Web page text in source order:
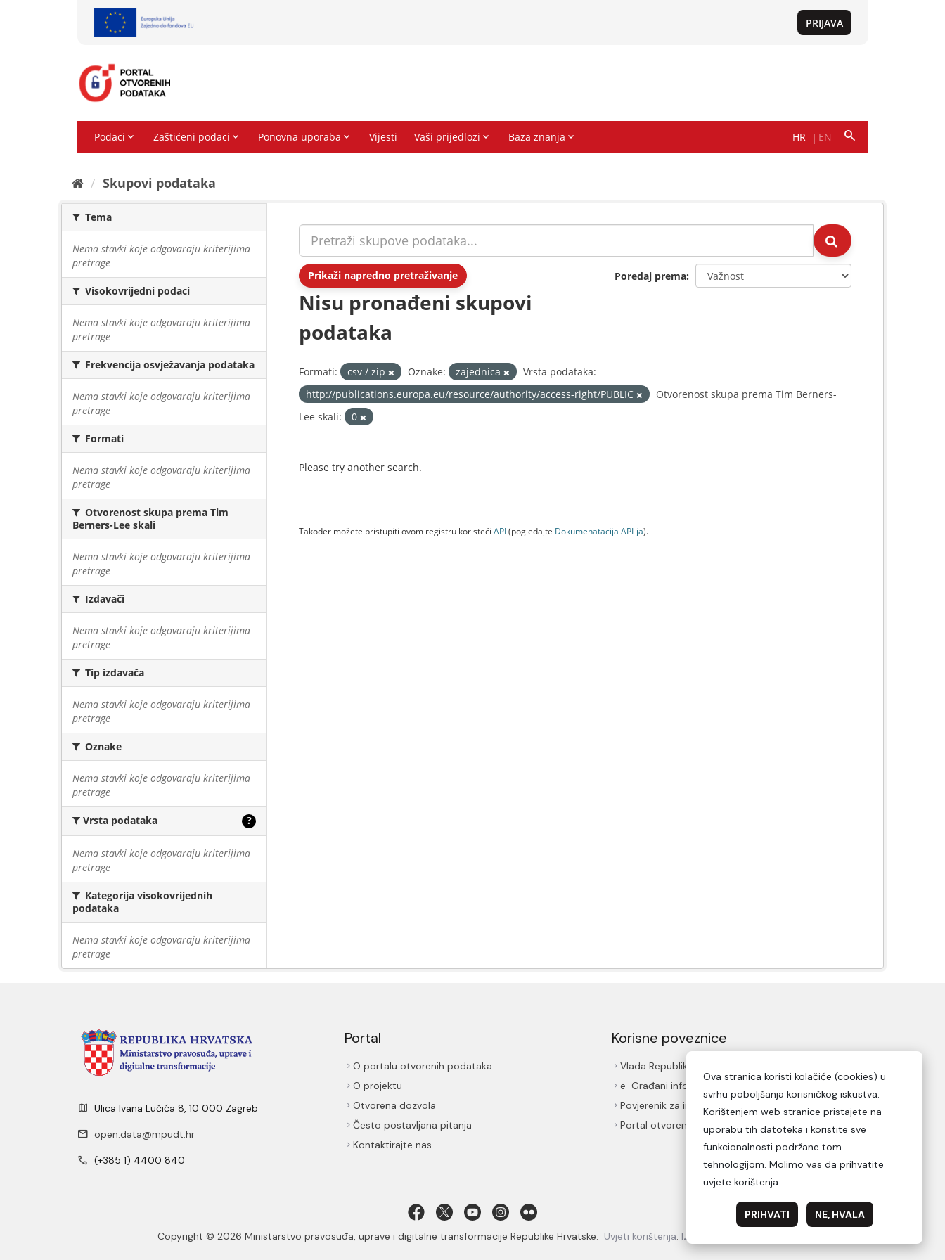
Skupovi podаtаkа
Tema
Nema stavki koje odgovaraju kriterijima
pretrage
Visokovrijedni podaci
Nema stavki koje odgovaraju kriterijima
pretrage
Frekvencija osvježavanja podataka
Nema stavki koje odgovaraju kriterijima
pretrage
Formati
Nema stavki koje odgovaraju kriterijima
pretrage
Otvorenost skupa prema Tim
Berners-Lee skali
Nema stavki koje odgovaraju kriterijima
pretrage
Izdavači
Nema stavki koje odgovaraju kriterijima
pretrage
Tip izdavača
Nema stavki koje odgovaraju kriterijima
pretrage
Oznake
Nema stavki koje odgovaraju kriterijima
pretrage
Vrsta podataka ?
Nema stavki koje odgovaraju kriterijima
pretrage
Kategorija visokovrijednih
podataka
Nema stavki koje odgovaraju kriterijima
pretrage
Prikaži napredno pretraživanje Poredaj prema
Nisu pronađeni skupovi
podataka
Formati: csv / zip Oznake: zajednica
Vrsta podataka:
http://publications.europa.eu/resource/authority/access-right/PUBLIC
Otvorenost skupa prema Tim Berners-
Lee skali:
0
Please try another search.
Također možete pristupiti ovom registru koristeći API(pogledajte Dokumenаtаcijа API-jа).